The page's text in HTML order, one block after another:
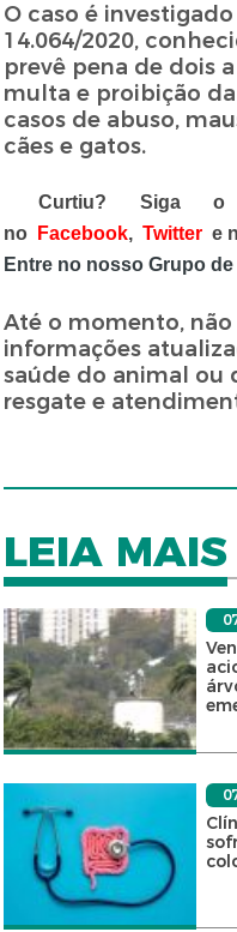
O caso é
14.064/2020,
prevê pena de dois
multa e proibição
casos de abuso,
cães e gatos.
Curtiu? Siga o
no
Facebook,Twitter e
Entre no nosso Grupo
Até o momento,
informações
saúde do animal ou
resgate e
LEIA MAIS